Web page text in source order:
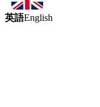
英語English